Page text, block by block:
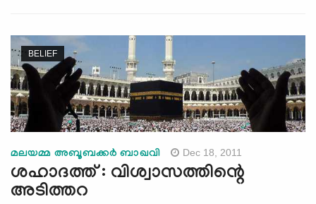
BELIEF
മലയമ്മ അബൂബക്കര്‍ ബാഖവി Dec 18, 2011
ശഹാദത്ത് : വിശ്വാസത്തിന്റെ
അടിത്തറ